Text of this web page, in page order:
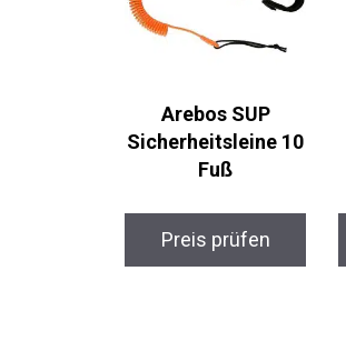
Arebos SUP
Sicherheitsleine 10
Fuß
Preis prüfen